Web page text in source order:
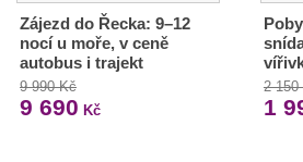
Zájezd do Řecka: 9–12
nocí u moře, v ceně
autobus i trajekt
9 990 Kč
9 690 Kč
2 150
1